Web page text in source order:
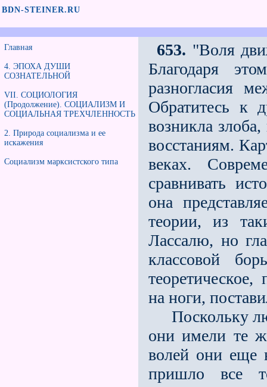
BDN-STEINER.RU
Главная
4. ЭПОХА ДУШИ
СОЗНАТЕЛЬНОЙ
VII. СОЦИОЛОГИЯ
(Продолжение). СОЦИАЛИЗМ И
СОЦИАЛЬНАЯ ТРЕХЧЛЕННОСТЬ
2. Природа социализма и еe
искажения
Социализм марксистского типа
653. "Воля
Благодаря
разногласия
Обратитесь к
возникла
восстаниям.
веках.
сравнивать
она
теории, из
Лассалю, но
классовой
на ноги,
Поскольку
они имели те
волей они ещe
пришло всe